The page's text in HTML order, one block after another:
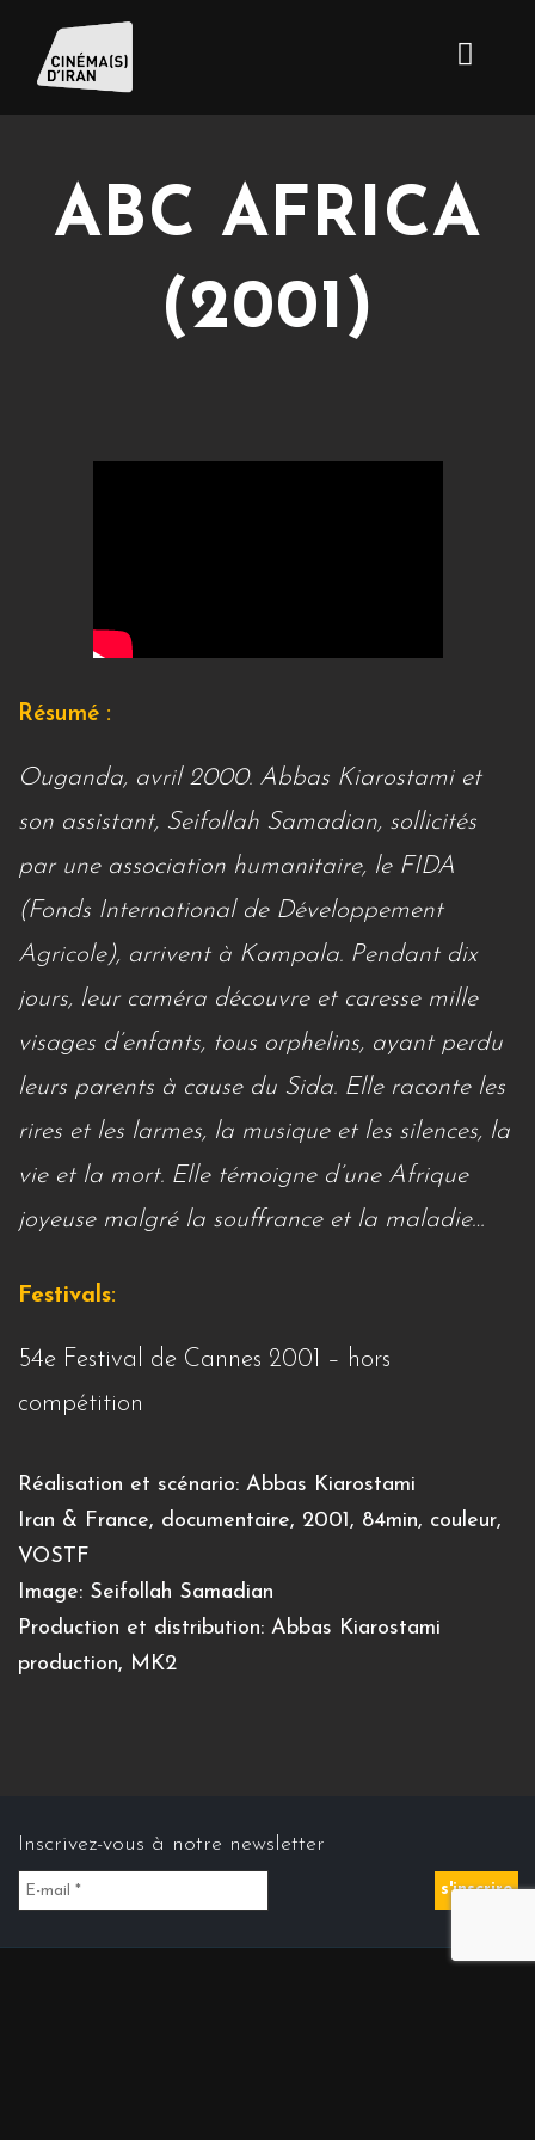
ABC AFRICA
(2001)
Résumé :
Ouganda, avril 2000. Abbas Kiarostami et
son assistant, Seifollah Samadian, sollicités
par une association humanitaire, le FIDA
(Fonds International de Développement
Agricole), arrivent à Kampala. Pendant dix
jours, leur caméra découvre et caresse mille
visages d’enfants, tous orphelins, ayant perdu
leurs parents à cause du Sida. Elle raconte les
rires et les larmes, la musique et les silences, la
vie et la mort. Elle témoigne d’une Afrique
joyeuse malgré la souffrance et la maladie…
Festivals:
54e Festival de Cannes 2001 – hors
compétition
Réalisation et scénario: Abbas Kiarostami
Iran & France, documentaire, 2001, 84min, couleur,
VOSTF
Image: Seifollah Samadian
Production et distribution: Abbas Kiarostami
production, MK2
Inscrivez-vous à notre newsletter